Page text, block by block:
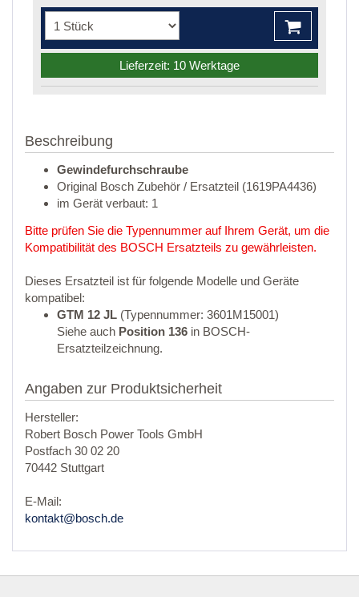
Lieferzeit: 10 Werktage
Beschreibung
Gewindefurchschraube
Original Bosch Zubehör / Ersatzteil (1619PA4436)
im Gerät verbaut: 1
Bitte prüfen Sie die Typennummer auf Ihrem Gerät, um die
Kompatibilität des BOSCH Ersatzteils zu gewährleisten.
Dieses Ersatzteil ist für folgende Modelle und Geräte
kompatibel:
GTM 12 JL (Typennummer: 3601M15001)
Siehe auch Position 136 in BOSCH-
Ersatzteilzeichnung.
Angaben zur Produktsicherheit
Hersteller:
Robert Bosch Power Tools GmbH
Postfach 30 02 20
70442 Stuttgart
E-Mail:
kontakt@bosch.de